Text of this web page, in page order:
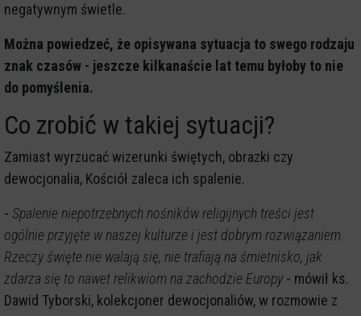
negatywnym świetle.
Można powiedzeć, że opisywana sytuacja to swego rodzaju
znak czasów - jeszcze kilkanaście lat temu byłoby to nie
do pomyślenia.
Co zrobić w takiej sytuacji?
Zamiast wyrzucać wizerunki świętych, obrazki czy
dewocjonalia, Kościół zaleca ich spalenie.
- Spalenie niepotrzebnych nośników religijnych treści jest
ogólnie przyjęte w naszej kulturze i jest dobrym rozwiązaniem.
Rzeczy święte nie walają się, nie trafiają na śmietnisko, jak
zdarza się to nawet relikwiom na zachodzie Europy- mówił ks.
Dawid Tyborski, kolekcjoner dewocjonaliów, w rozmowie z